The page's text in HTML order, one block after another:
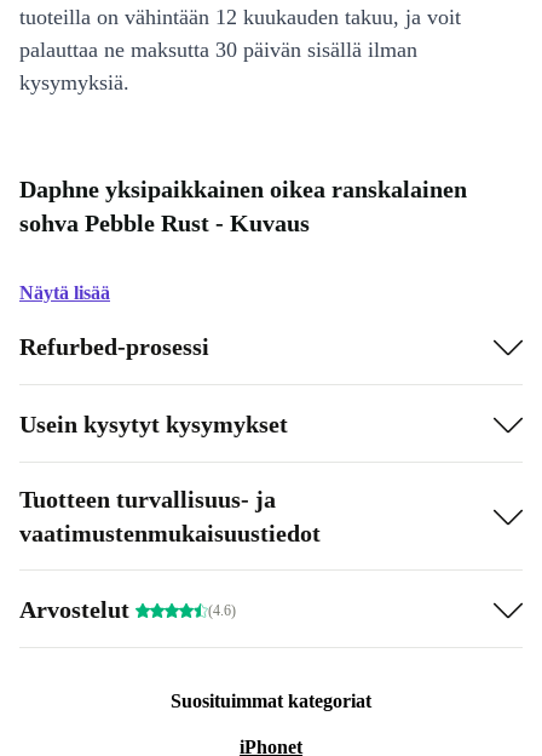
tuoteilla on vähintään 12 kuukauden takuu, ja voit
palauttaa ne maksutta 30 päivän sisällä ilman
kysymyksiä.
Daphne yksipaikkainen oikea ranskalainen
sohva Pebble Rust - Kuvaus
Näytä lisää
Refurbed-prosessi
Usein kysytyt kysymykset
Tuotteen turvallisuus- ja
vaatimustenmukaisuustiedot
Arvostelut (4.6)
Suosituimmat kategoriat
iPhonet